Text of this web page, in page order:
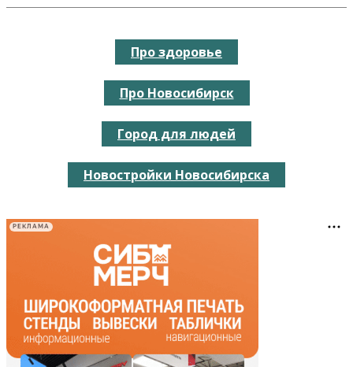
Про здоровье
Про Новосибирск
Город для людей
Новостройки Новосибирска
РЕКЛАМА